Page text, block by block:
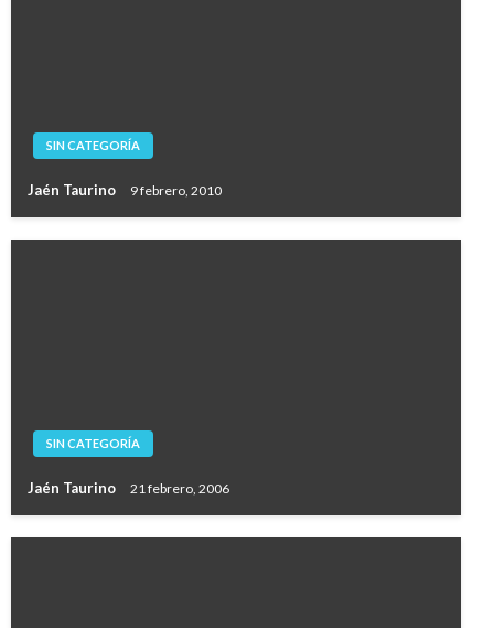
SIN CATEGORÍA
Jaén Taurino 9 febrero, 2010
SIN CATEGORÍA
Jaén Taurino 21 febrero, 2006